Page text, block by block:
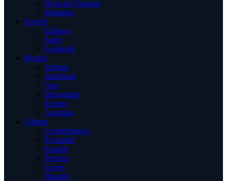
Droit de l’homme
Ministère
Société
Enfance
Santé
Solidarité
Monde
Afrique
Amérique
Asie
Diplomatie
Europe
Australia
Culture
Condoléances
Proximité
Famille
Podcast
Livres
Histoire